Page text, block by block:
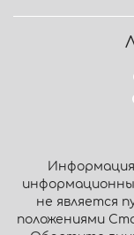
не является
положениями